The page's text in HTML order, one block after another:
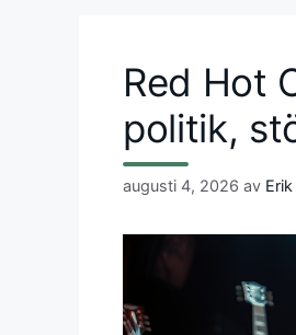
Red Hot
politik,
augusti 4, 2026 av